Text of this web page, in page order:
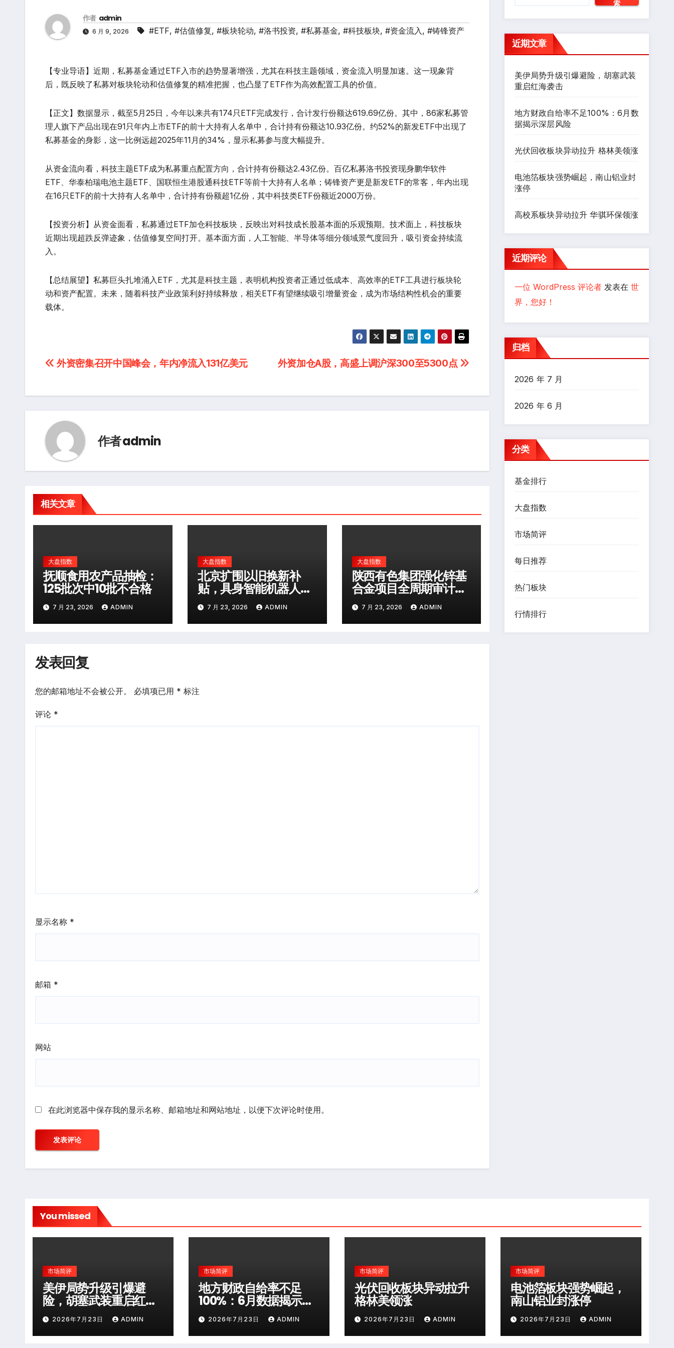
作者 admin
6 月 9, 2026 #ETF, #估值修复, #板块轮动, #洛书投资, #私募基金, #科技板块, #资金流入, #铸锋资产
【专业导语】近期，私募基金通过ETF入市的趋势显著增强，尤其在科技主题领域，资金流入明显加速。这一现象背
后，既反映了私募对板块轮动和估值修复的精准把握，也凸显了ETF作为高效配置工具的价值。
【正文】数据显示，截至5月25日，今年以来共有174只ETF完成发行，合计发行份额达619.69亿份。其中，86家私募管
理人旗下产品出现在91只年内上市ETF的前十大持有人名单中，合计持有份额达10.93亿份。约52%的新发ETF中出现了
私募基金的身影，这一比例远超2025年11月的34%，显示私募参与度大幅提升。
从资金流向看，科技主题ETF成为私募重点配置方向，合计持有份额达2.43亿份。百亿私募洛书投资现身鹏华软件
ETF、华泰柏瑞电池主题ETF、国联恒生港股通科技ETF等前十大持有人名单；铸锋资产更是新发ETF的常客，年内出现
在16只ETF的前十大持有人名单中，合计持有份额超1亿份，其中科技类ETF份额近2000万份。
【投资分析】从资金面看，私募通过ETF加仓科技板块，反映出对科技成长股基本面的乐观预期。技术面上，科技板块
近期出现超跌反弹迹象，估值修复空间打开。基本面方面，人工智能、半导体等细分领域景气度回升，吸引资金持续流
入。
【总结展望】私募巨头扎堆涌入ETF，尤其是科技主题，表明机构投资者正通过低成本、高效率的ETF工具进行板块轮
动和资产配置。未来，随着科技产业政策利好持续释放，相关ETF有望继续吸引增量资金，成为市场结构性机会的重要
载体。
文
航
外资加仓A股，高盛上调沪深300至5300点
外资密集召开中国峰会，年内净流入131亿美元
作者admin
相关文章
大盘指数
抚顺食用农产品抽检：
125批次中10批不合格
7 月 23, 2026 ADMIN
大盘指数
北京扩围以旧换新补
贴，具身智能机器人等
10类产品纳入
7 月 23, 2026 ADMIN
大盘指数
陕西有色集团强化锌基
合金项目全周期审计监
督7 月 23, 2026 ADMIN
发表回复
您的邮箱地址不会被公开。 必填项已用 * 标注
评论 *
显示名称 *
邮箱 *
网站
在此浏览器中保存我的显示名称、邮箱地址和网站地址，以便下次评论时使用。
索
近期文章
美伊局势升级引爆避险，胡塞武装
重启红海袭击
地方财政自给率不足100%：6月数
据揭示深层风险
光伏回收板块异动拉升 格林美领涨
电池箔板块强势崛起，南山铝业封
涨停
高校系板块异动拉升 华骐环保领涨
近期评论
一位 WordPress 评论者发表在 世
界，您好！
归档
2026 年 7 月
2026 年 6 月
分类
基金排行
大盘指数
市场简评
每日推荐
热门板块
行情排行
You missed
市场简评
美伊局势升级引爆避
险，胡塞武装重启红海
袭击
2026年7月23日 ADMIN
市场简评
地方财政自给率不足
100%：6月数据揭示深
层风险
2026年7月23日 ADMIN
市场简评
光伏回收板块异动拉升
格林美领涨
2026年7月23日 ADMIN
市场简评
电池箔板块强势崛起，
南山铝业封涨停
2026年7月23日 ADMIN